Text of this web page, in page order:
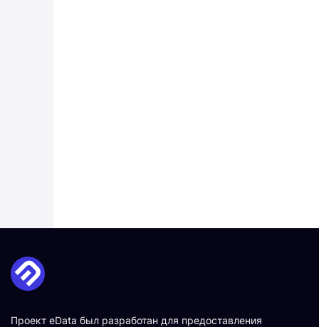
Проект eData был разработан для предоставления